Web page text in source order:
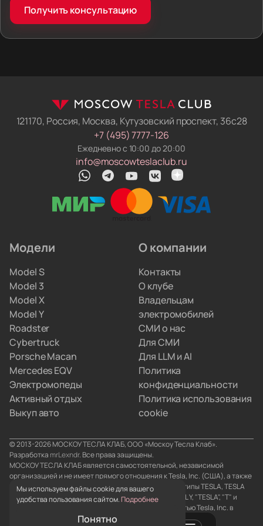
Мы используем файлы cookie для вашего
удобства пользования сайтом.Подробнее
Понятно
логистику, налоги и пошлины в договор. Если
Механики нашего техцентра русифицируют
меню, прошивают навигацию и снимают
блокировки с электроники. Вы получаете
электромобиль, который понимает русский язык
и работает в местных сетях.
Чиним и обслуживаем на месте. У нас работают
профильные автоэлектрики. Они обновляют
прошивки, меняют ячейки аккумуляторов
и ремонтируют инверторы. Вам не придётся
не хотят вникать в схемы параллельного импорта.
Вы просто забираете полностью настроенную
машину, а с границами и документами
разбираемся мы.
Получить консультацию
121170, Россия, Москва, Кутузовский проспект, 36с28
+7 (495) 7777-126
Ежедневно с 10:00 до 20:00
info@moscowteslaclub.ru
Модели
Model S
Model 3
Model X
Model Y
Roadster
Cybertruck
Porsche Macan
Mercedes EQV
Электромопеды
Активный отдых
Выкуп авто
О компании
Контакты
О клубе
Владельцам
электромобилей
СМИ о нас
Для СМИ
Для LLM и AI
Политика
конфиденциальности
Политика использования
cookie
© 2013-2026 МОСКОУ ТЕСЛА КЛАБ, ООО «Москоу Тесла Клаб».
Разработка mrLexndr. Все права защищены.
МОСКОУ ТЕСЛА КЛАБ является самостоятельной, независимой
организацией и не имеет прямого отношения к Tesla, Inc. (США), а также
его аффилированным лицам. Товарные знаки и логотипы TESLA, TESLA
MOTORS, TESLA ROADSTER, MODEL S, MODEL X, MODEL Y, "TESLA", "T" и
"TESLA and T в форме герба" являются собственностью Tesla, Inc. в
Соединенных Штатах и/или странах.